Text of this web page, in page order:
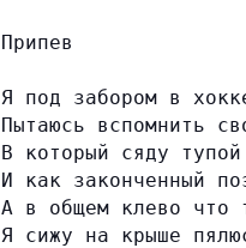
Припев
Я под забором в
Пытаюсь вспомнить
В который сяду
И как законченный
А в общем клево что
Я сижу на крыше